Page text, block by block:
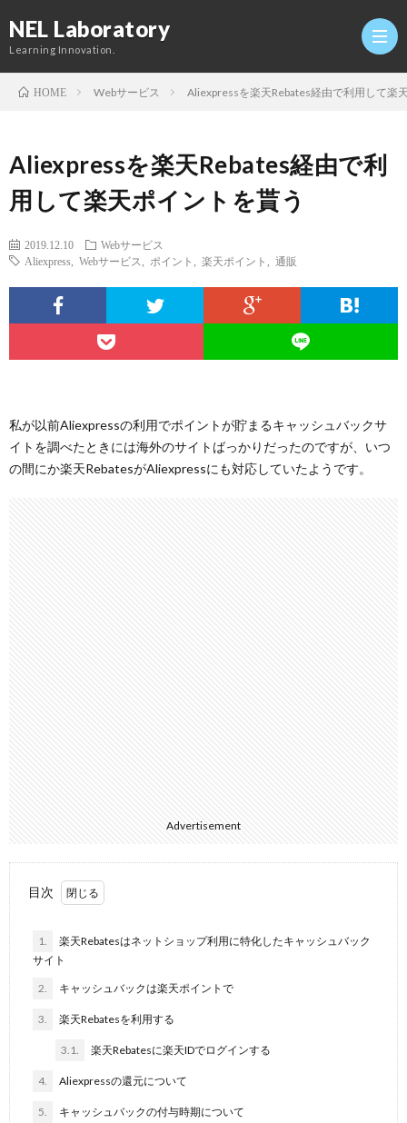
NEL Laboratory
Learning Innovation.
HOME Webサービス Aliexpressを楽天Rebates経由で利用して楽
Aliexpressを楽天Rebates経由で利
用して楽天ポイントを貰う
2019.12.10
Webサービス
Aliexpress
Webサービス ポイント 楽天ポイント 通販
私が以前Aliexpressの利用でポイントが貯まるキャッシュバックサ
イトを調べたときには海外のサイトばっかりだったのですが、いつ
の間にか楽天RebatesがAliexpressにも対応していたようです。
Advertisement
目次
1.
楽天Rebatesはネットショップ利用に特化したキャッシュバック
サイト
2. キャッシュバックは楽天ポイントで
3. 楽天Rebatesを利用する
3.1. 楽天Rebatesに楽天IDでログインする
4. Aliexpressの還元について
5. キャッシュバックの付与時期について